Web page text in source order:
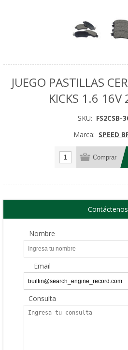
JUEGO PASTILLAS
KICKS 1.6 16V
SKU: FS2CSB-
Marca: SPEED
Contáctenos
Nombre
Email
Consulta